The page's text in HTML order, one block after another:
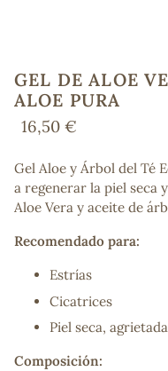
GEL DE ALOE
ALOE PURA
16,50 €
Gel Aloe y Árbol del Té
a regenerar la piel seca
Aloe Vera y aceite de
Recomendado para:
Estrías
Cicatrices
Piel seca,
Composición: